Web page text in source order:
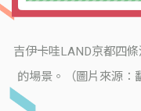
吉伊卡哇LAND京都四
的場景。（圖片來源：